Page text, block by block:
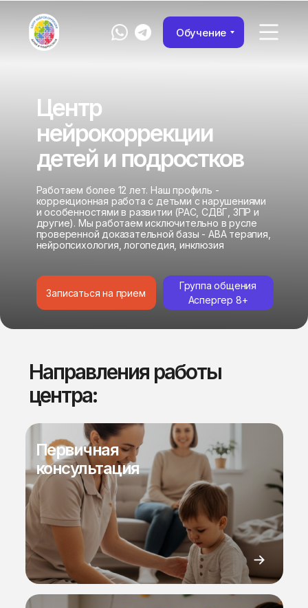
Обучение
Центр
нейрокоррекции
детей и подростков
Группа общения
Аспергер 8+
Записаться на прием
Работаем более 12 лет. Наш профиль -
коррекционная работа с детьми с нарушениями
и особенностями в развитии (РАС, СДВГ, ЗПР и
другие). Мы работаем исключительно в русле
проверенной доказательной базы - АВА терапия,
нейропсихология, логопедия, инклюзия
Направления работы
центра:
Первичная
консультация